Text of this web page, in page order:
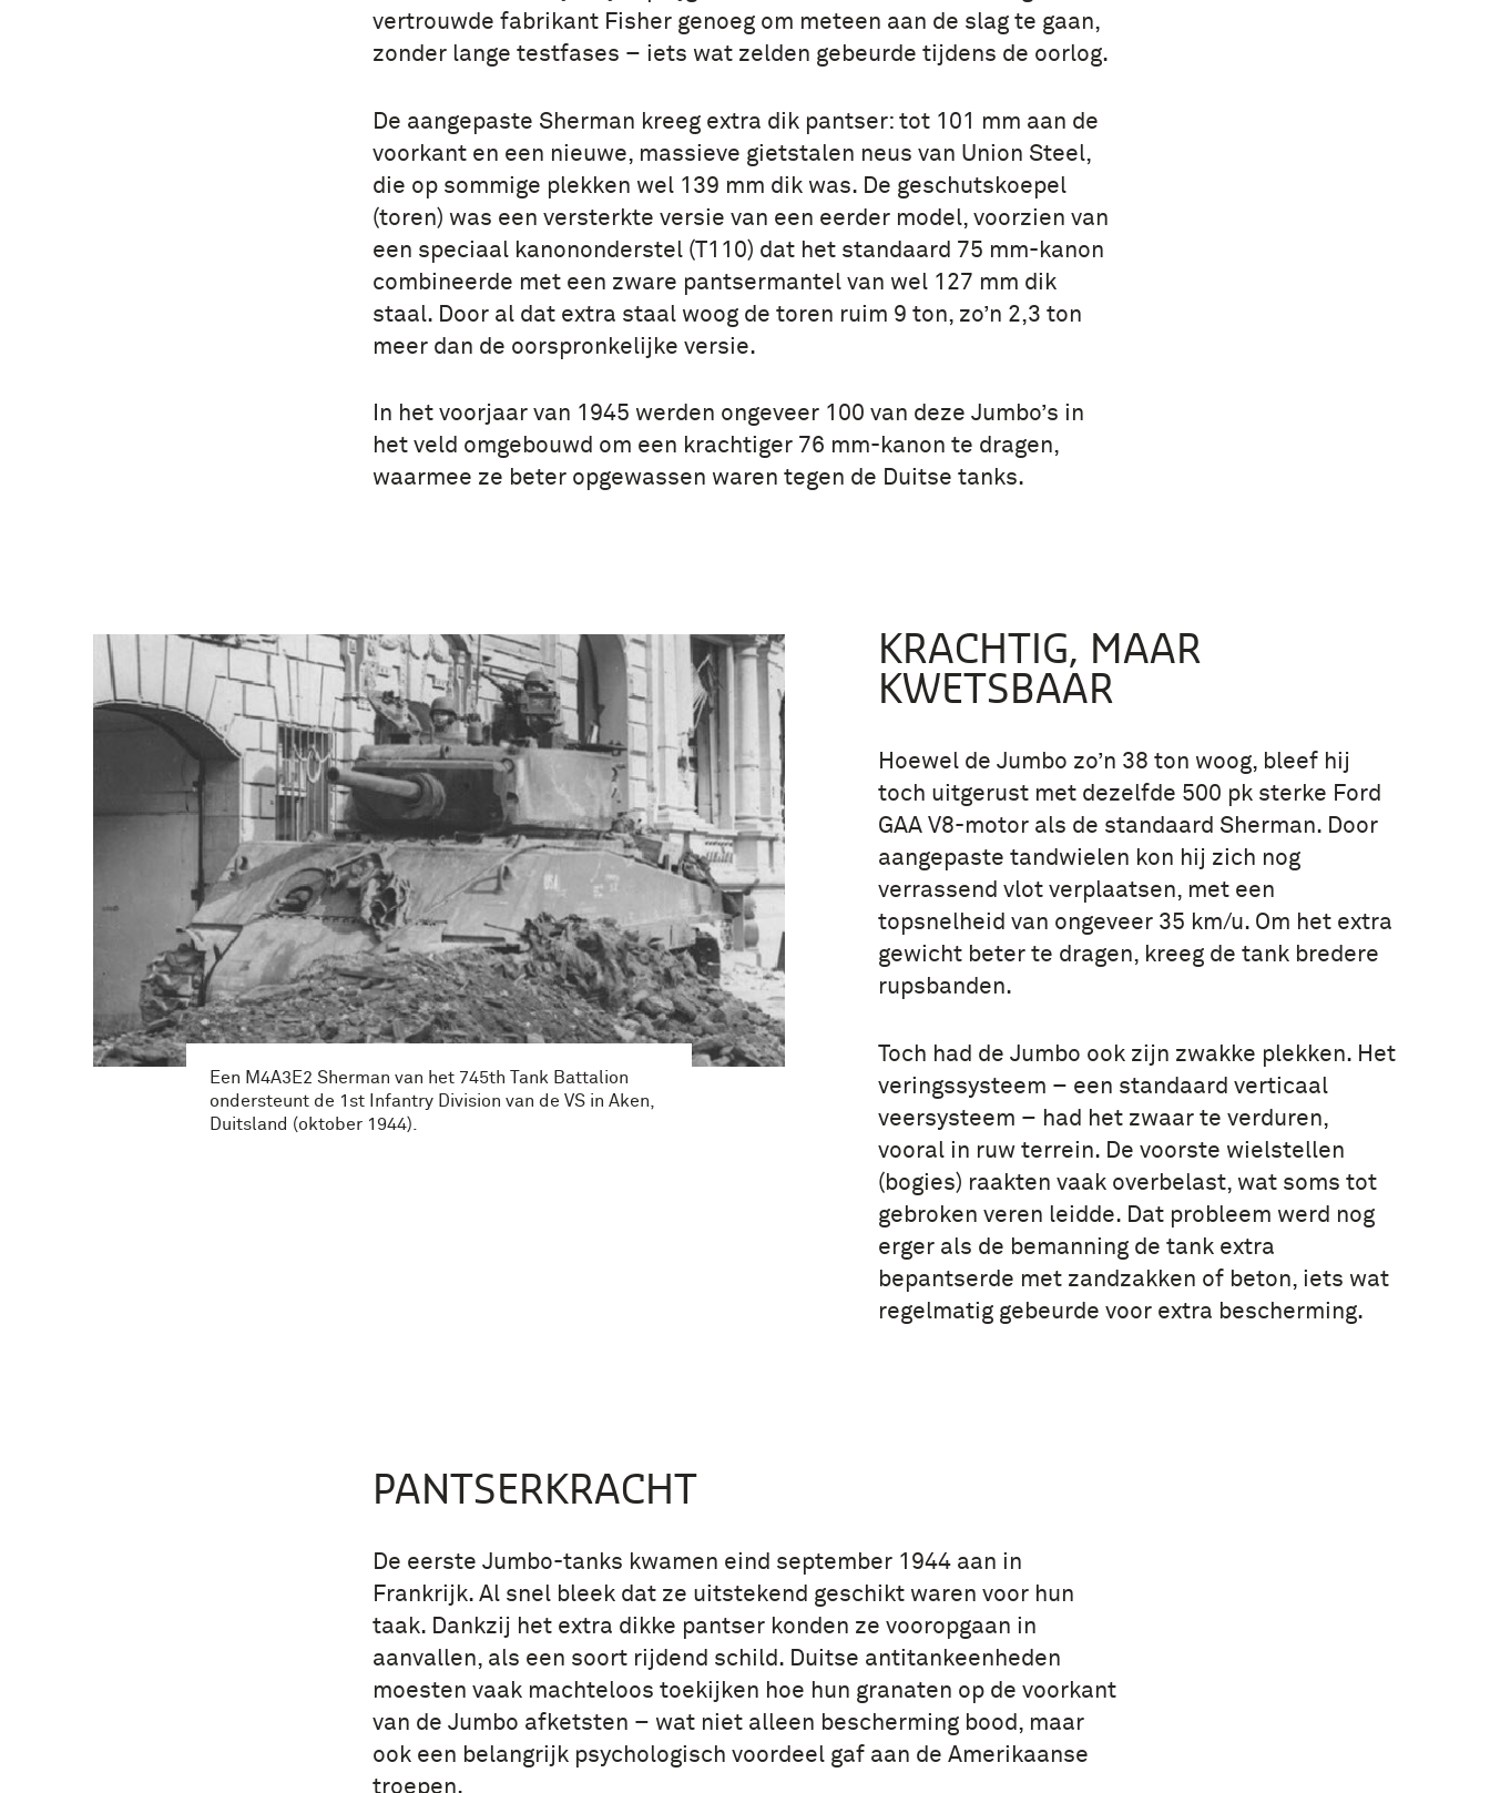
vertrouwde fabrikant Fisher genoeg om meteen aan de slag te gaan,
zonder lange testfases – iets wat zelden gebeurde tijdens de oorlog.
De aangepaste Sherman kreeg extra dik pantser: tot 101 mm aan de
voorkant en een nieuwe, massieve gietstalen neus van Union Steel,
die op sommige plekken wel 139 mm dik was. De geschutskoepel
(toren) was een versterkte versie van een eerder model, voorzien van
een speciaal kanononderstel (T110) dat het standaard 75 mm-kanon
combineerde met een zware pantsermantel van wel 127 mm dik
staal. Door al dat extra staal woog de toren ruim 9 ton, zo’n 2,3 ton
meer dan de oorspronkelijke versie.
In het voorjaar van 1945 werden ongeveer 100 van deze Jumbo’s in
het veld omgebouwd om een krachtiger 76 mm-kanon te dragen,
waarmee ze beter opgewassen waren tegen de Duitse tanks.
Een M4A3E2 Sherman van het 745th Tank Battalion
ondersteunt de 1st Infantry Division van de VS in Aken,
Duitsland (oktober 1944).
KRACHTIG, MAAR
KWETSBAAR
Hoewel de Jumbo zo’n 38 ton woog, bleef hij
toch uitgerust met dezelfde 500 pk sterke Ford
GAA V8-motor als de standaard Sherman. Door
aangepaste tandwielen kon hij zich nog
verrassend vlot verplaatsen, met een
topsnelheid van ongeveer 35 km/u. Om het extra
gewicht beter te dragen, kreeg de tank bredere
rupsbanden.
Toch had de Jumbo ook zijn zwakke plekken. Het
veringssysteem – een standaard verticaal
veersysteem – had het zwaar te verduren,
vooral in ruw terrein. De voorste wielstellen
(bogies) raakten vaak overbelast, wat soms tot
gebroken veren leidde. Dat probleem werd nog
erger als de bemanning de tank extra
bepantserde met zandzakken of beton, iets wat
regelmatig gebeurde voor extra bescherming.
PANTSERKRACHT
De eerste Jumbo-tanks kwamen eind september 1944 aan in
Frankrijk. Al snel bleek dat ze uitstekend geschikt waren voor hun
taak. Dankzij het extra dikke pantser konden ze vooropgaan in
aanvallen, als een soort rijdend schild. Duitse antitankeenheden
moesten vaak machteloos toekijken hoe hun granaten op de voorkant
van de Jumbo afketsten – wat niet alleen bescherming bood, maar
ook een belangrijk psychologisch voordeel gaf aan de Amerikaanse
troepen.